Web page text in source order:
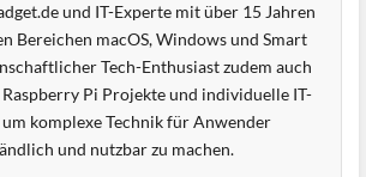
und IT-Experte mit über 15 Jahren
Bereichen macOS, Windows und Smart
Tech-Enthusiast zudem auch
Pi Projekte und individuelle IT-
um komplexe Technik für Anwender
und nutzbar zu machen.